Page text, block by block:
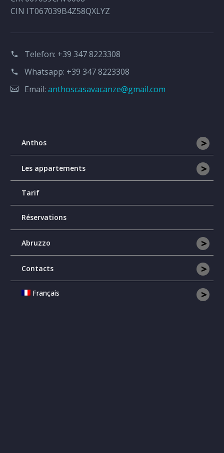
CIN IT067039B4Z58QXLYZ
Telefon: +39 347 8223308
Whatsapp: +39 347 8223308
Email: anthoscasavacanze@gmail.com
>
Anthos
>
Les appartements
Tarif
Réservations
>
Abruzzo
>
Contacts
>
Français